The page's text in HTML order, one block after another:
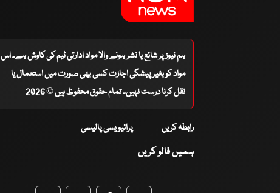
ہم نیوز پر شائع یا نشر ہونے والا مواد ادارتی ٹیم کی کاوش ہے۔ اس
مواد کو بغیر پیشگی اجازت کسی بھی صورت میں استعمال یا
نقل کرنا درست نہیں۔ تمام حقوق محفوظ ہیں © 2026
رابطہ کریں پرائیویسی پالیسی
ہمیں فالو کریں